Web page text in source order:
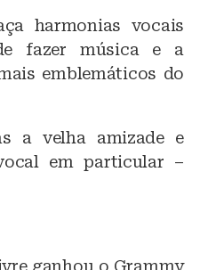
harmonias vocais
fazer música e a
emblemáticos do
a velha amizade e
em particular –
ganhou o Grammy